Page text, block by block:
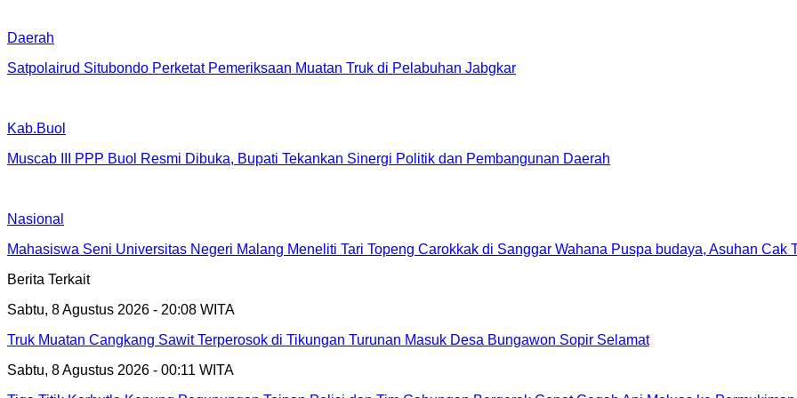
Daerah
Satpolairud Situbondo Perketat Pemeriksaan Muatan Truk di Pelabuhan Jabgkar
Kab.Buol
Muscab III PPP Buol Resmi Dibuka, Bupati Tekankan Sinergi Politik dan Pembangunan Daerah
Nasional
Mahasiswa Seni Universitas Negeri Malang Meneliti Tari Topeng Carokkak di Sanggar Wahana Puspa budaya, Asuhan Cak
Berita Terkait
Sabtu, 8 Agustus 2026 - 20:08 WITA
Truk Muatan Cangkang Sawit Terperosok di Tikungan Turunan Masuk Desa Bungawon Sopir Selamat
Sabtu, 8 Agustus 2026 - 00:11 WITA